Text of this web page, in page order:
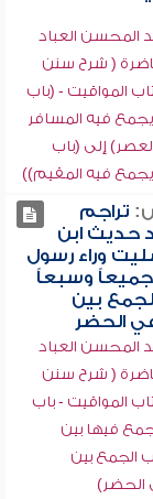
المحسن العباد
( شرح سنن
المواقيت - (باب
فيه المسافر
إلى (باب
فيه المقيم))
تراجم
حديث ابن
وراء رسول
جميعاً وسبعاً
بين
الحضر
المحسن العباد
( شرح سنن
المواقيت - باب
فيها بين
الجمع بين
الحضر)